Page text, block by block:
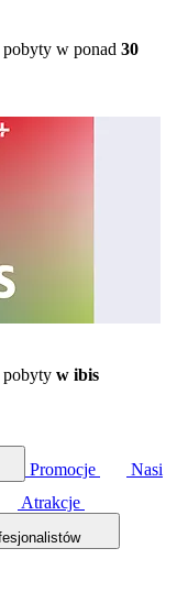
pobyty w ponad 30
pobyty w ibis
Promocje
Nasi
Atrakcje